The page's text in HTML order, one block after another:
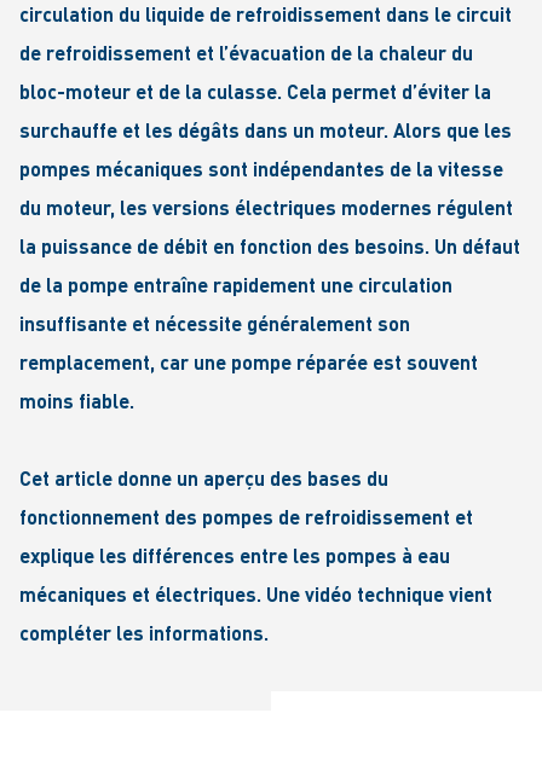
circulation du liquide de refroidissement dans le circuit
de refroidissement et l’évacuation de la chaleur du
bloc-moteur et de la culasse. Cela permet d’éviter la
surchauffe et les dégâts dans un moteur. Alors que les
pompes mécaniques sont indépendantes de la vitesse
du moteur, les versions électriques modernes régulent
la puissance de débit en fonction des besoins. Un défaut
de la pompe entraîne rapidement une circulation
insuffisante et nécessite généralement son
remplacement, car une pompe réparée est souvent
moins fiable.
Cet article donne un aperçu des bases du
fonctionnement des pompes de refroidissement et
explique les différences entre les pompes à eau
mécaniques et électriques. Une vidéo technique vient
compléter les informations.